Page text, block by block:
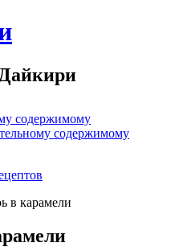
содержимому
содержимому
в карамели